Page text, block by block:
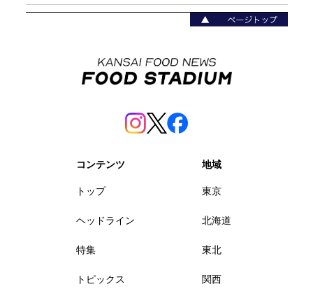
コンテンツ
トップ
ヘッドライン
特集
トピックス
地域
東京
北海道
東北
関西